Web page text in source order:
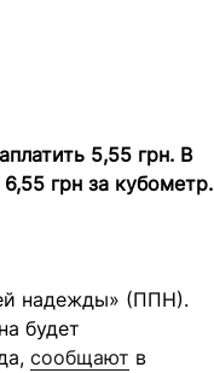
5,55 грн. В
грн за кубометр.
надежды» (ППН).
будет
сообщают в